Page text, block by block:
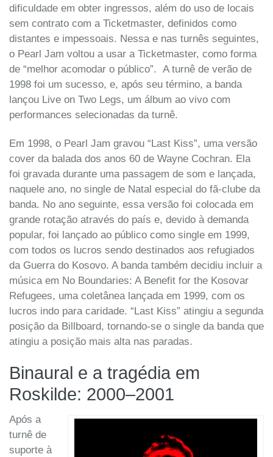
dificuldade em obter ingressos, além do uso de locais
sem contrato com a Ticketmaster, definidos como
distantes e impessoais. Nessa e nas turnês seguintes,
o Pearl Jam voltou a usar a Ticketmaster, como forma
de “melhor acomodar o público”. A turnê de verão de
1998 foi um sucesso, e, após seu término, a banda
lançou Live on Two Legs, um álbum ao vivo com
performances selecionadas da turnê.
Em 1998, o Pearl Jam gravou “Last Kiss”, uma versão
cover da balada dos anos 60 de Wayne Cochran. Ela
foi gravada durante uma passagem de som e lançada,
naquele ano, no single de Natal especial do fã-clube da
banda. No ano seguinte, essa versão foi colocada em
grande rotação através do país e, devido à demanda
popular, foi lançado ao público como single em 1999,
com todos os lucros sendo destinados aos refugiados
da Guerra do Kosovo. A banda também decidiu incluir a
música em No Boundaries: A Benefit for the Kosovar
Refugees, uma coletânea lançada em 1999, com os
lucros indo para caridade. “Last Kiss” atingiu a segunda
posição da Billboard, tornando-se o single da banda que
atingiu a posição mais alta nas paradas.
Binaural e a tragédia em
Roskilde: 2000–2001
Após a
turnê de
suporte à